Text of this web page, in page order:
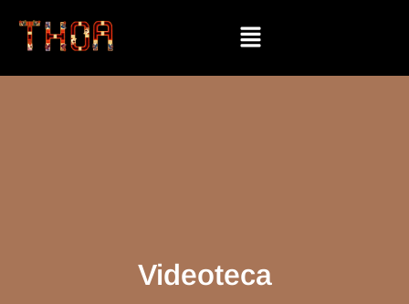
Videoteca